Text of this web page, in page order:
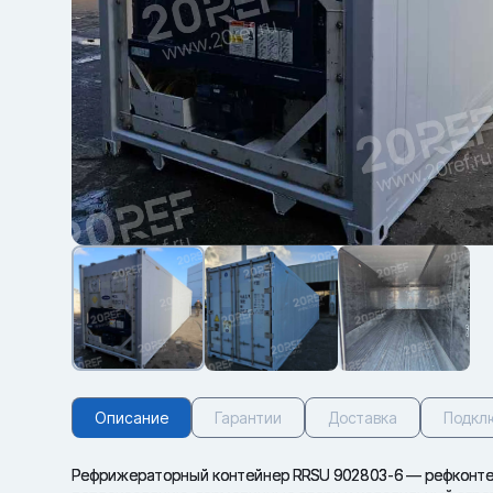
Описание Гарантии Доставка
Рефрижераторный контейнер RRSU 902803-6 —